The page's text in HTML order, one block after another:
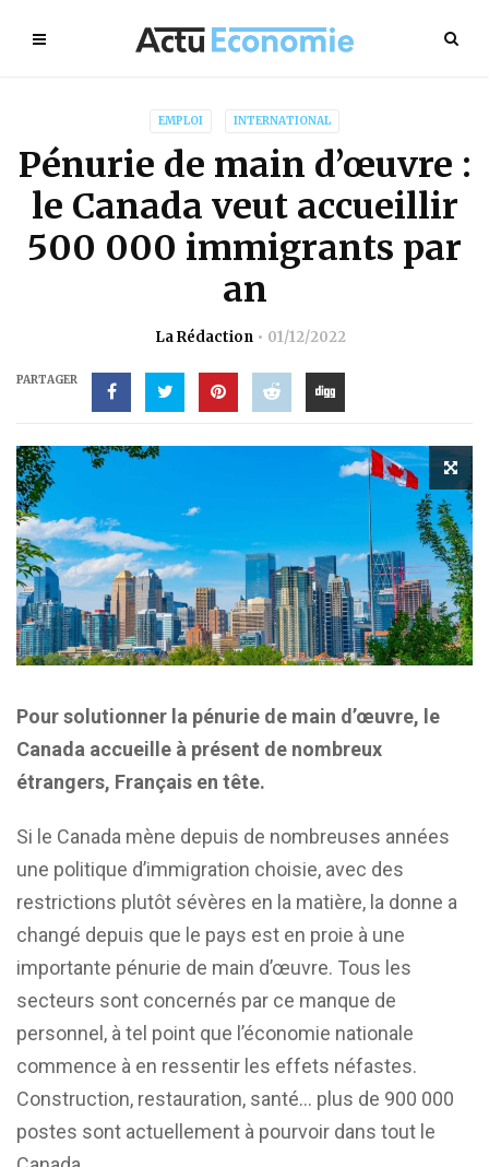
EMPLOI INTERNATIONAL
Pénurie de main d’œuvre :
le Canada veut accueillir
500 000 immigrants par
an
La Rédaction 01/12/2022
PARTAGER
Pour solutionner la pénurie de main d’œuvre, le
Canada accueille à présent de nombreux
étrangers, Français en tête.
Si le Canada mène depuis de nombreuses années
une politique d’immigration choisie, avec des
restrictions plutôt sévères en la matière, la donne a
changé depuis que le pays est en proie à une
importante pénurie de main d’œuvre. Tous les
secteurs sont concernés par ce manque de
personnel, à tel point que l’économie nationale
commence à en ressentir les effets néfastes.
Construction, restauration, santé… plus de 900 000
postes sont actuellement à pourvoir dans tout le